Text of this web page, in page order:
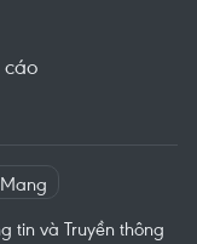
tin và Truyền thông